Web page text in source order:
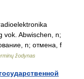
vok. Abwischen, n;
n; отмена, f
žodynas